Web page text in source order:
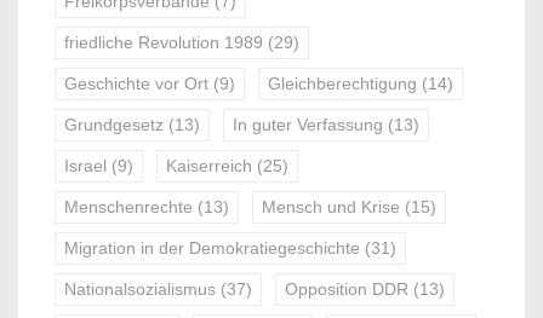
friedliche Revolution 1989 (29)
Geschichte vor Ort (9) Gleichberechtigung (14)
Grundgesetz (13) In guter Verfassung (13)
Israel (9) Kaiserreich (25)
Menschenrechte (13) Mensch und Krise (15)
Migration in der Demokratiegeschichte (31)
Nationalsozialismus (37) Opposition DDR (13)